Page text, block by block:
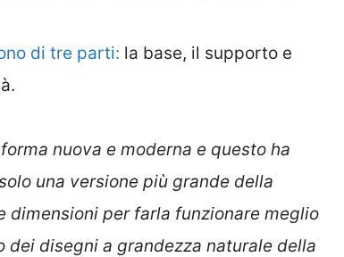
di tre parti: la base, il supporto e
nuova e moderna e questo ha
una versione più grande della
dimensioni per farla funzionare meglio
disegni a grandezza naturale della